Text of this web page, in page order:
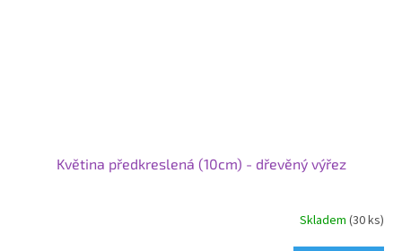
Květina předkreslená (10cm) - dřevěný výřez
Skladem (30 ks)